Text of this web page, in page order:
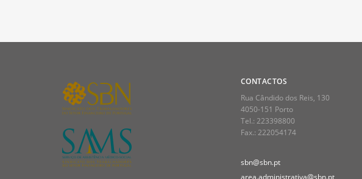
CONTACTOS
Rua Cândido dos Reis, 130
4050-151 Porto
Tel.: 223398800
Fax.: 222054174
sbn@sbn.pt
area.administrativa@sbn.pt